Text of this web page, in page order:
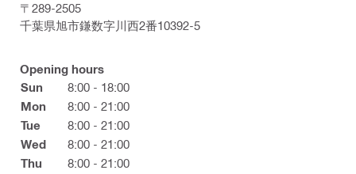
〒289-2505
千葉県旭市鎌数字川西2番10392-5
Opening hours
Sun
8:00 - 18:00
Mon
8:00 - 21:00
Tue
8:00 - 21:00
Wed
8:00 - 21:00
Thu
8:00 - 21:00